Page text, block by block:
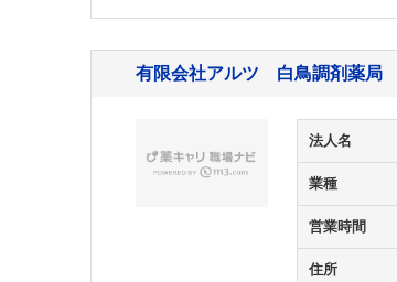
有限会社アルツ 白鳥調剤薬局
法人名
業種
営業時間
住所